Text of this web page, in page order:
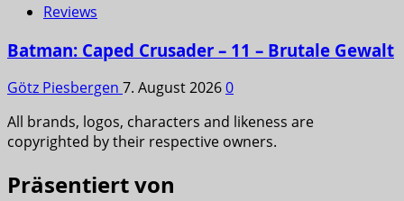
Reviews
Batman: Caped Crusader – 11 – Brutale Gewalt
Götz Piesbergen 7. August 20260
All brands, logos, characters and likeness are
copyrighted by their respective owners.
Präsentiert von